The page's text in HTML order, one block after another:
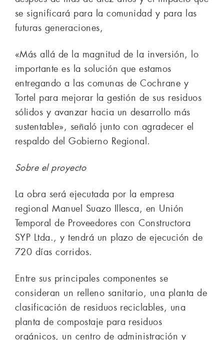
se significará para la comunidad y para las
futuras generaciones,
«Más allá de la magnitud de la inversión, lo
importante es la solución que estamos
entregando a las comunas de Cochrane y
Tortel para mejorar la gestión de sus residuos
sólidos y avanzar hacia un desarrollo más
sustentable», señaló junto con agradecer el
respaldo del Gobierno Regional.
Sobre el proyecto
La obra será ejecutada por la empresa
regional Manuel Suazo Illesca, en Unión
Temporal de Proveedores con Constructora
SYP Ltda., y tendrá un plazo de ejecución de
720 días corridos.
Entre sus principales componentes se
consideran un relleno sanitario, una planta de
clasificación de residuos reciclables, una
planta de compostaje para residuos
orgánicos, un centro de administración y